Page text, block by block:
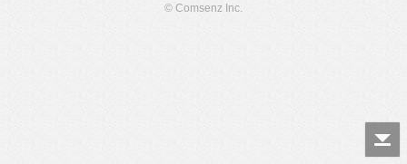
© Comsenz Inc.